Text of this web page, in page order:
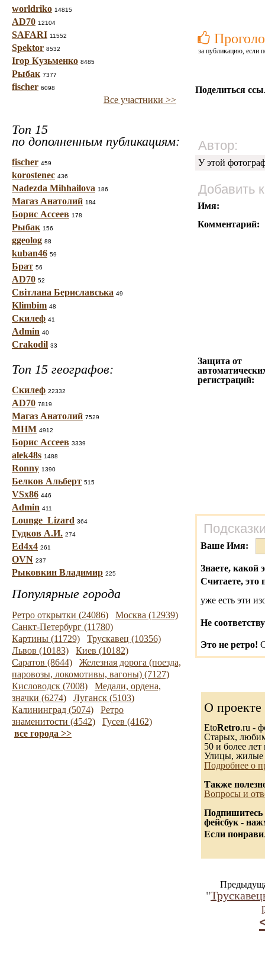
worldriko 14815
AD70 12104
SAFARI 11552
Spektor 8532
Ігор Кузьменко 8485
Рыбак 7377
fischer 6098
Все участники >>
Топ 15
по дополненным публикациям:
fischer 459
korostenec 436
Nadezda Mihhailova 186
Магаз Анатолий 184
Борис Ассеев 178
Рыбак 156
ggeolog 88
kuban46 59
Брат 56
AD70 52
Світлана Бериславська 49
Klimbim 48
Скилеф 41
Admin 40
Crakodil 33
Топ 15 географов:
Скилеф 22332
AD70 7819
Магаз Анатолий 7529
МНМ 4912
Борис Ассеев 3339
alek48s 1488
Ronny 1390
Белков Альберт 515
VSx86 446
Admin 411
Lounge_Lizard 364
Гудков А.И. 274
Ed4x4 261
OVN 237
Рыковкин Владимир 225
Популярные города
Ретро открытки (24086)
Москва (12939)
Санкт-Петербург (11780)
Картины (11729)
Трускавец (10356)
Львов (10183)
Киев (10182)
Саратов (8644)
Железная дорога (поезда,
паровозы, локомотивы, вагоны) (7127)
Кисловодск (7008)
Медали, ордена,
значки (6274)
Луганск (5103)
Калининград (5074)
Ретро
знаменитости (4542)
Гусев (4162)
все города >>
за публикацию, если
Поделиться
Автор:
У этой
Добавить
Имя:
Комментарий:
Защита от
регистраций:
Ваше Имя:
Знаете, какой
Считаете, это
уже есть эти
Не
Это не ретро!
О проекте
EtoRetro.ru -
Старых,
50 и более лет
Улицы, жилые
Подробнее о
Также
Вопросы и
Подпишитесь
фейсбук -
Если
"